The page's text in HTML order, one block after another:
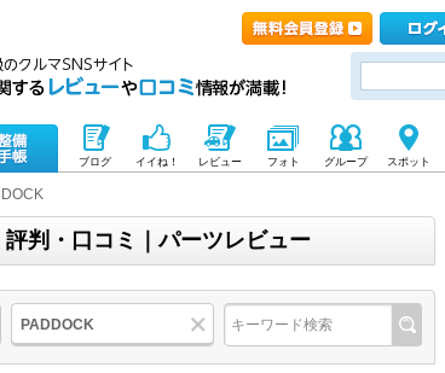
ブログ イイね！ レビュー フォト グループ スポット
判・口コミ｜パーツレビュー
PADDOCK